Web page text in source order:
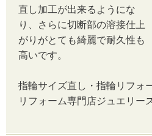
直し加工が出来るようにな
り、さらに切断部の溶接仕上
がりがとても綺麗で耐久性も
高いです。
指輪サイズ直し・指輪リフォ
リフォーム専門店ジュエリー